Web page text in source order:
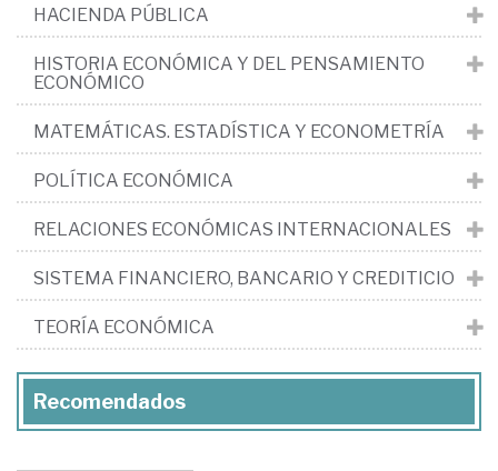
HACIENDA PÚBLICA
HISTORIA ECONÓMICA Y DEL PENSAMIENTO
ECONÓMICO
MATEMÁTICAS. ESTADÍSTICA Y ECONOMETRÍA
POLÍTICA ECONÓMICA
RELACIONES ECONÓMICAS INTERNACIONALES
SISTEMA FINANCIERO, BANCARIO Y CREDITICIO
TEORÍA ECONÓMICA
Recomendados